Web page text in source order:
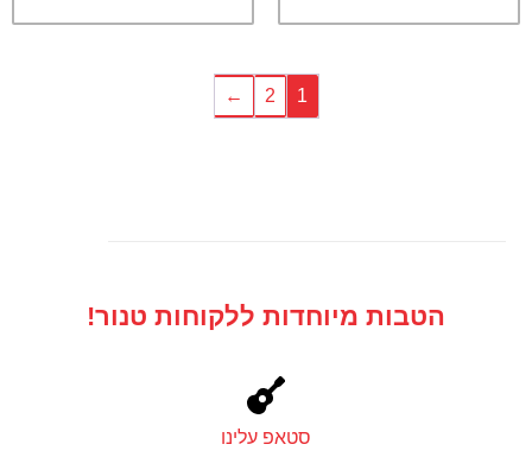
1
2
←
הטבות מיוחדות ללקוחות טנור!
סטאפ עלינו